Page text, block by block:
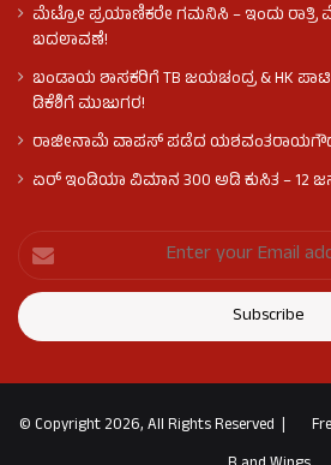
ಮೆಟ್ರೋ ಪ್ರಯಾಣಿಕರೇ ಗಮನಿಸಿ – ಇಂದು ರಾತ್ರಿ
ಬದಲಾವಣೆ!
ಬಂಡಾಯ ಶಾಸಕರಿಗೆ TB ಜಯಚಂದ್ರ & HK
ಡಿಕೆಶಿಗೆ ಮುಜುಗರ!
ರಾಜೀನಾಮೆ ವಾಪಸ್ ಪಡೆದ
ಏರ್ ಇಂಡಿಯಾ ವಿಮಾನ 300 ಅಡಿ ಕುಸಿತ – 12
© Copyright 2026, All Rights Reserved |